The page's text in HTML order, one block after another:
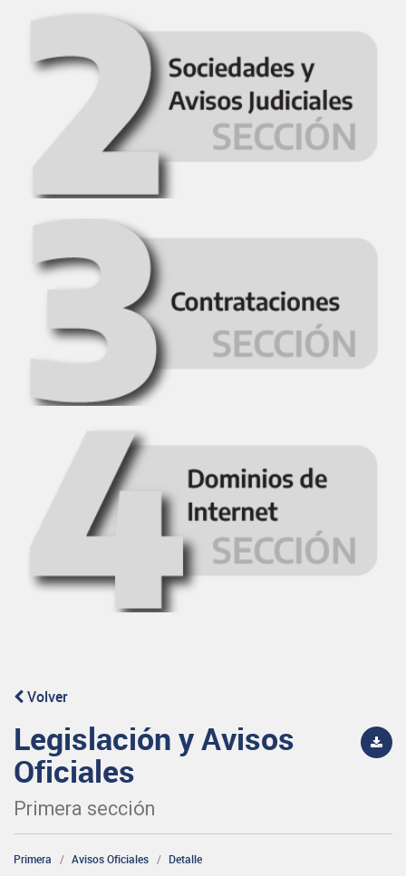
Volver
Legislación y Avisos
Oficiales
Primera sección
Primera Avisos Oficiales Detalle